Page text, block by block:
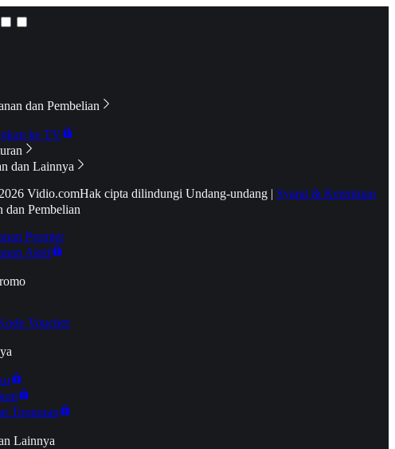
dan Pembelian
ke TV
dan Lainnya
Vidio.comHak cipta dilindungi Undang-undang | Syarat & Ketentuan
dan Pembelian
Premier
Aktif
Voucher
Tontonan
Lainnya